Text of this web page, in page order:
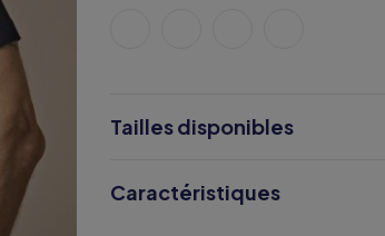
Tailles disponibles
Caractéristiques